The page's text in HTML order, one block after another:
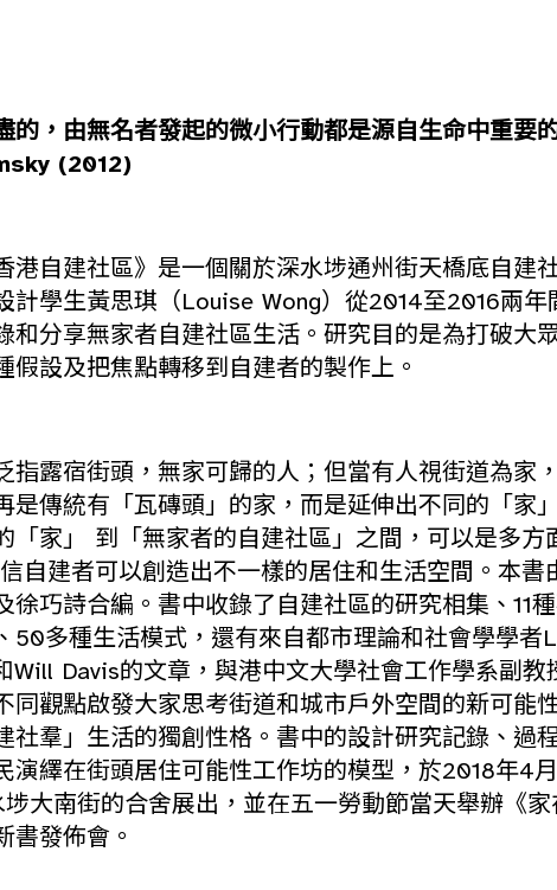
的，由無名者發起的微小行動都是源自生命中重要的
(2012)
港自建社區》是一個關於深水埗通州街天橋底自建
計學生黃思琪（Louise Wong）從2014至2016兩年
和分享無家者自建社區生活。研究目的是為打破大
假設及把焦點轉移到自建者的製作上。
指露宿街頭，無家可歸的人；但當有人視街道為家，
是傳統有「瓦磚頭」的家，而是延伸出不同的「家
「家」 到「無家者的自建社區」之間，可以是多方
自建者可以創造出不一樣的居住和生活空間。本書
徐巧詩合編。書中收錄了自建社區的研究相集、11
50多種生活模式，還有來自都市理論和社會學學者
Will Davis的文章，與港中文大學社會工作學系副教
同觀點啟發大家思考街道和城市戶外空間的新可能
社羣」生活的獨創性格。書中的設計研究記錄、過
演繹在街頭居住可能性工作坊的模型，於2018年4
大南街的合舍展出，並在五一勞動節當天舉辦《
書發佈會。